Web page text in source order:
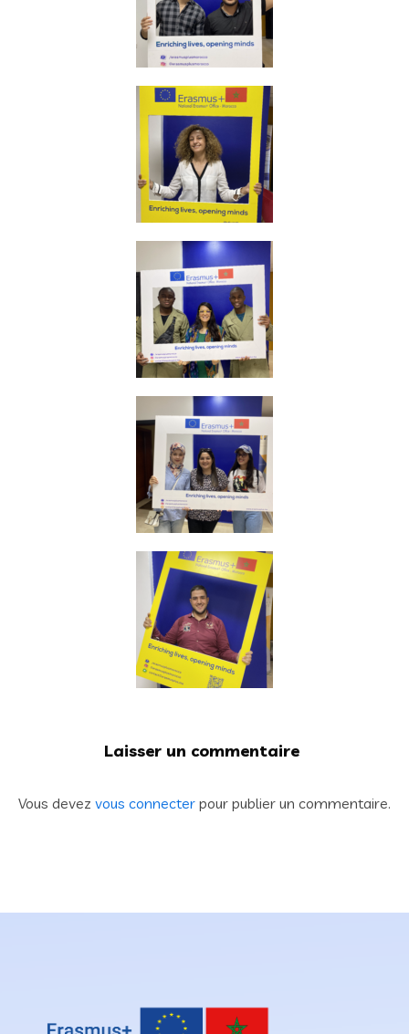
Laisser un commentaire
Vous devez vous connecter pour publier un commentaire.